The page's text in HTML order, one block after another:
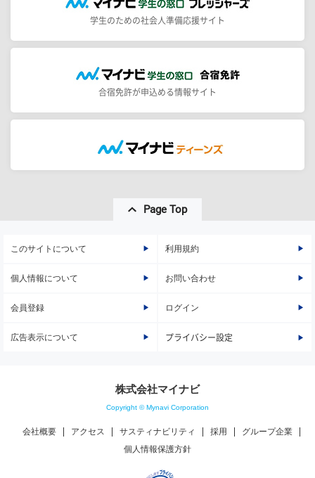
学生のための社会人準備応援サイト
合宿免許が申込める情報サイト
Page Top
このサイトについて 利用規約
個人情報について お問い合わせ
会員登録 ログイン
広告表示について プライバシー設定
株式会社マイナビ
Copyright © Mynavi Corporation
会社概要 アクセス サスティナビリティ 採用
グループ企業
個人情報保護方針